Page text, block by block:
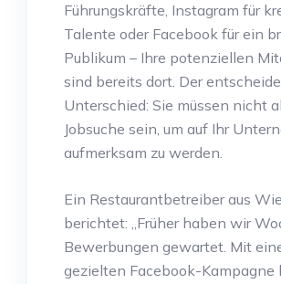
Führungskräfte, Instagram für
Talente oder Facebook für ein
Publikum – Ihre potenziellen
sind bereits dort. Der
Unterschied: Sie müssen nicht
Jobsuche sein, um auf Ihr
aufmerksam zu werden.
Ein Restaurantbetreiber aus
berichtet: „Früher haben wir
Bewerbungen gewartet. Mit
gezielten Facebook-Kampagne